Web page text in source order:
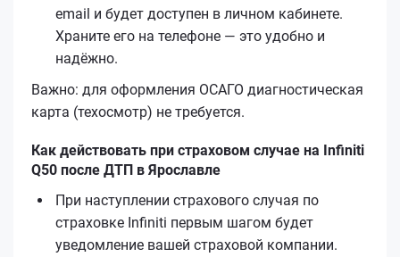
email и будет доступен в личном кабинете.
Храните его на телефоне — это удобно и
надёжно.
Важно: для оформления ОСАГО диагностическая
карта (техосмотр) не требуется.
Как действовать при страховом случае на Infiniti
Q50 после ДТП в Ярославле
При наступлении страхового случая по
страховке Infiniti первым шагом будет
уведомление вашей страховой компании.